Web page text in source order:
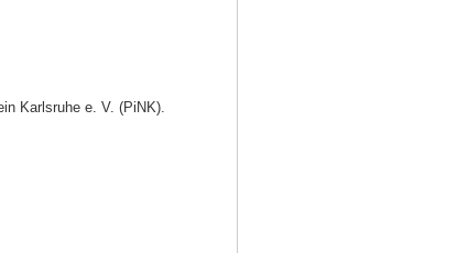
Karlsruhe e. V. (PiNK).